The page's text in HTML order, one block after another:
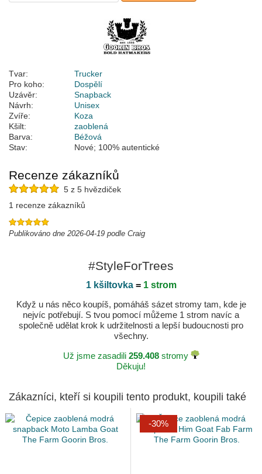
Tvar:
Trucker
Pro koho:
Dospělí
Uzávěr:
Snapback
Návrh:
Unisex
Zvíře:
Koza
Kšilt:
zaoblená
Barva:
Béžová
Stav:
Nové; 100% autentické
Recenze zákazníků
5 z 5 hvězdiček
1 recenze zákazníků
Publikováno dne 2026-04-19 podle Craig
#StyleForTrees
1 kšiltovka= 1 strom
Když u nás něco koupíš, pomáháš sázet stromy tam, kde je
nejvíc potřebují. S tvou pomocí můžeme 1 strom navíc a
společně udělat krok k udržitelnosti a lepší budoucnosti pro
všechny.
Už jsme zasadili 259.408stromy
Děkuju!
Zákazníci, kteří si koupili tento produkt, koupili také
-30%